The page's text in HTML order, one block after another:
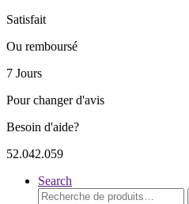
Satisfait
Ou remboursé
7 Jours
Pour changer d'avis
Besoin d'aide?
52.042.059
Search
Recherche